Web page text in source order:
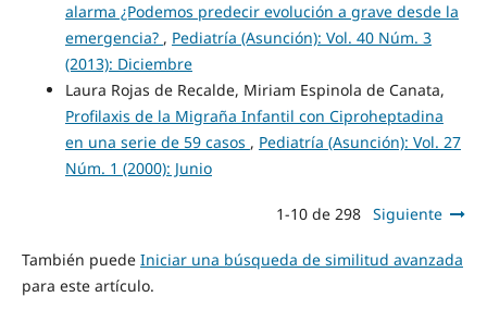
alarma ¿Podemos predecir evolución a grave desde la
emergencia? , Pediatría (Asunción): Vol. 40 Núm. 3
(2013): Diciembre
Laura Rojas de Recalde, Miriam Espinola de Canata,
Profilaxis de la Migraña Infantil con Ciproheptadina
en una serie de 59 casos , Pediatría (Asunción): Vol. 27
Núm. 1 (2000): Junio
1-10 de 298 Siguiente
También puede Iniciar una búsqueda de similitud avanzada
para este artículo.